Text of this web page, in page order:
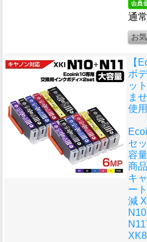
通
【
ボ
ッ
ま
使
セ
容
商
キ
ー
減